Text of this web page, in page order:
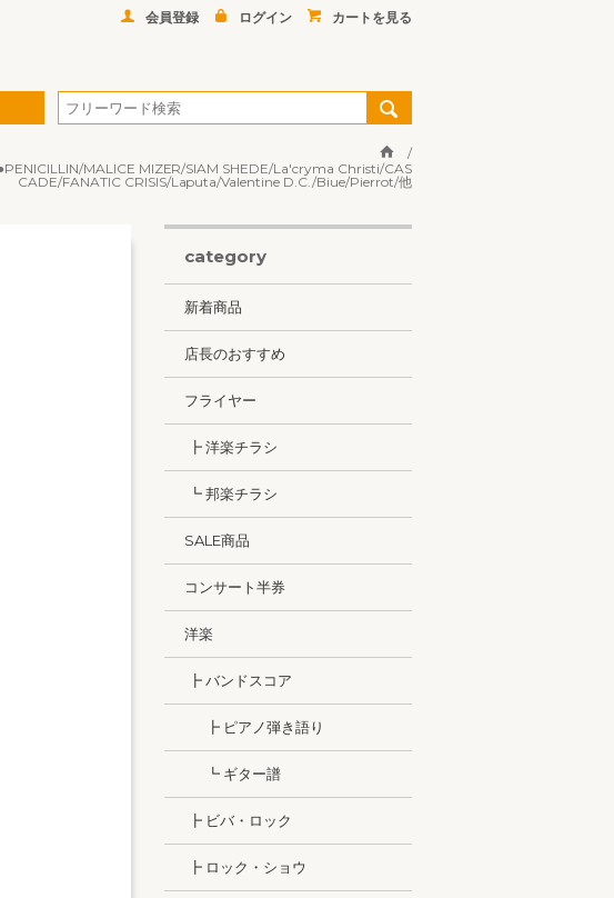
会員登録 ログイン カートを見る
MALICE MIZER/SIAM SHEDE/La'cryma Christi/CAS
CADE/FANATIC CRISIS/Laputa/Valentine D.C./Biue/Pierrot/他
category
新着商品
店長のおすすめ
フライヤー
┣ 洋楽チラシ
┗ 邦楽チラシ
SALE商品
コンサート半券
洋楽
┣ バンドスコア
┣ ピアノ弾き語り
┗ ギター譜
┣ ビバ・ロック
┣ ロック・ショウ